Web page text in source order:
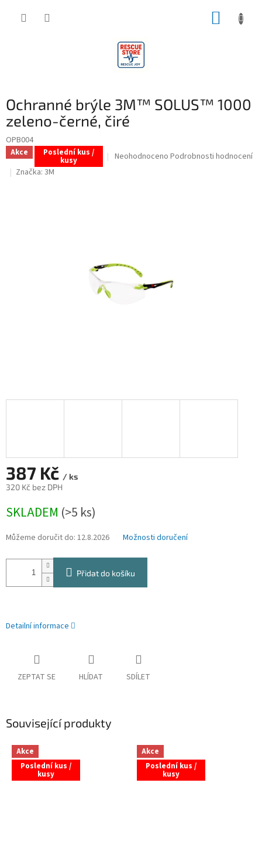
Ochranné brýle 3M™ SOLUS™ 1000
zeleno-černé, čiré
OPB004
Akce Poslední kus /
kusy
Průměrné
Neohodnoceno Podrobnosti hodnocení
Značka: 3M
387 Kč / ks
320 Kč bez DPH
cena:
SKLADEM (>5 ks)
Můžeme doručit do: 12.8.2026 Možnosti doručení
Přidat do košíku
Detailní informace
ZEPTAT SE HLÍDAT SDÍLET
Související produkty
Akce
Poslední kus /
kusy
Akce
Poslední kus /
kusy